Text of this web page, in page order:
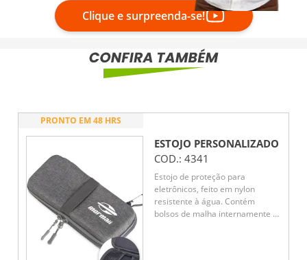
Clique e surpreenda-se!
PRONTO EM 48 HRS
ESTOJO PERSONALIZADO
COD.: 4341
Estojo de proteção para
eletrônicos, feito em nylon
resistente à água. Contém
bolsos de malha internamente e